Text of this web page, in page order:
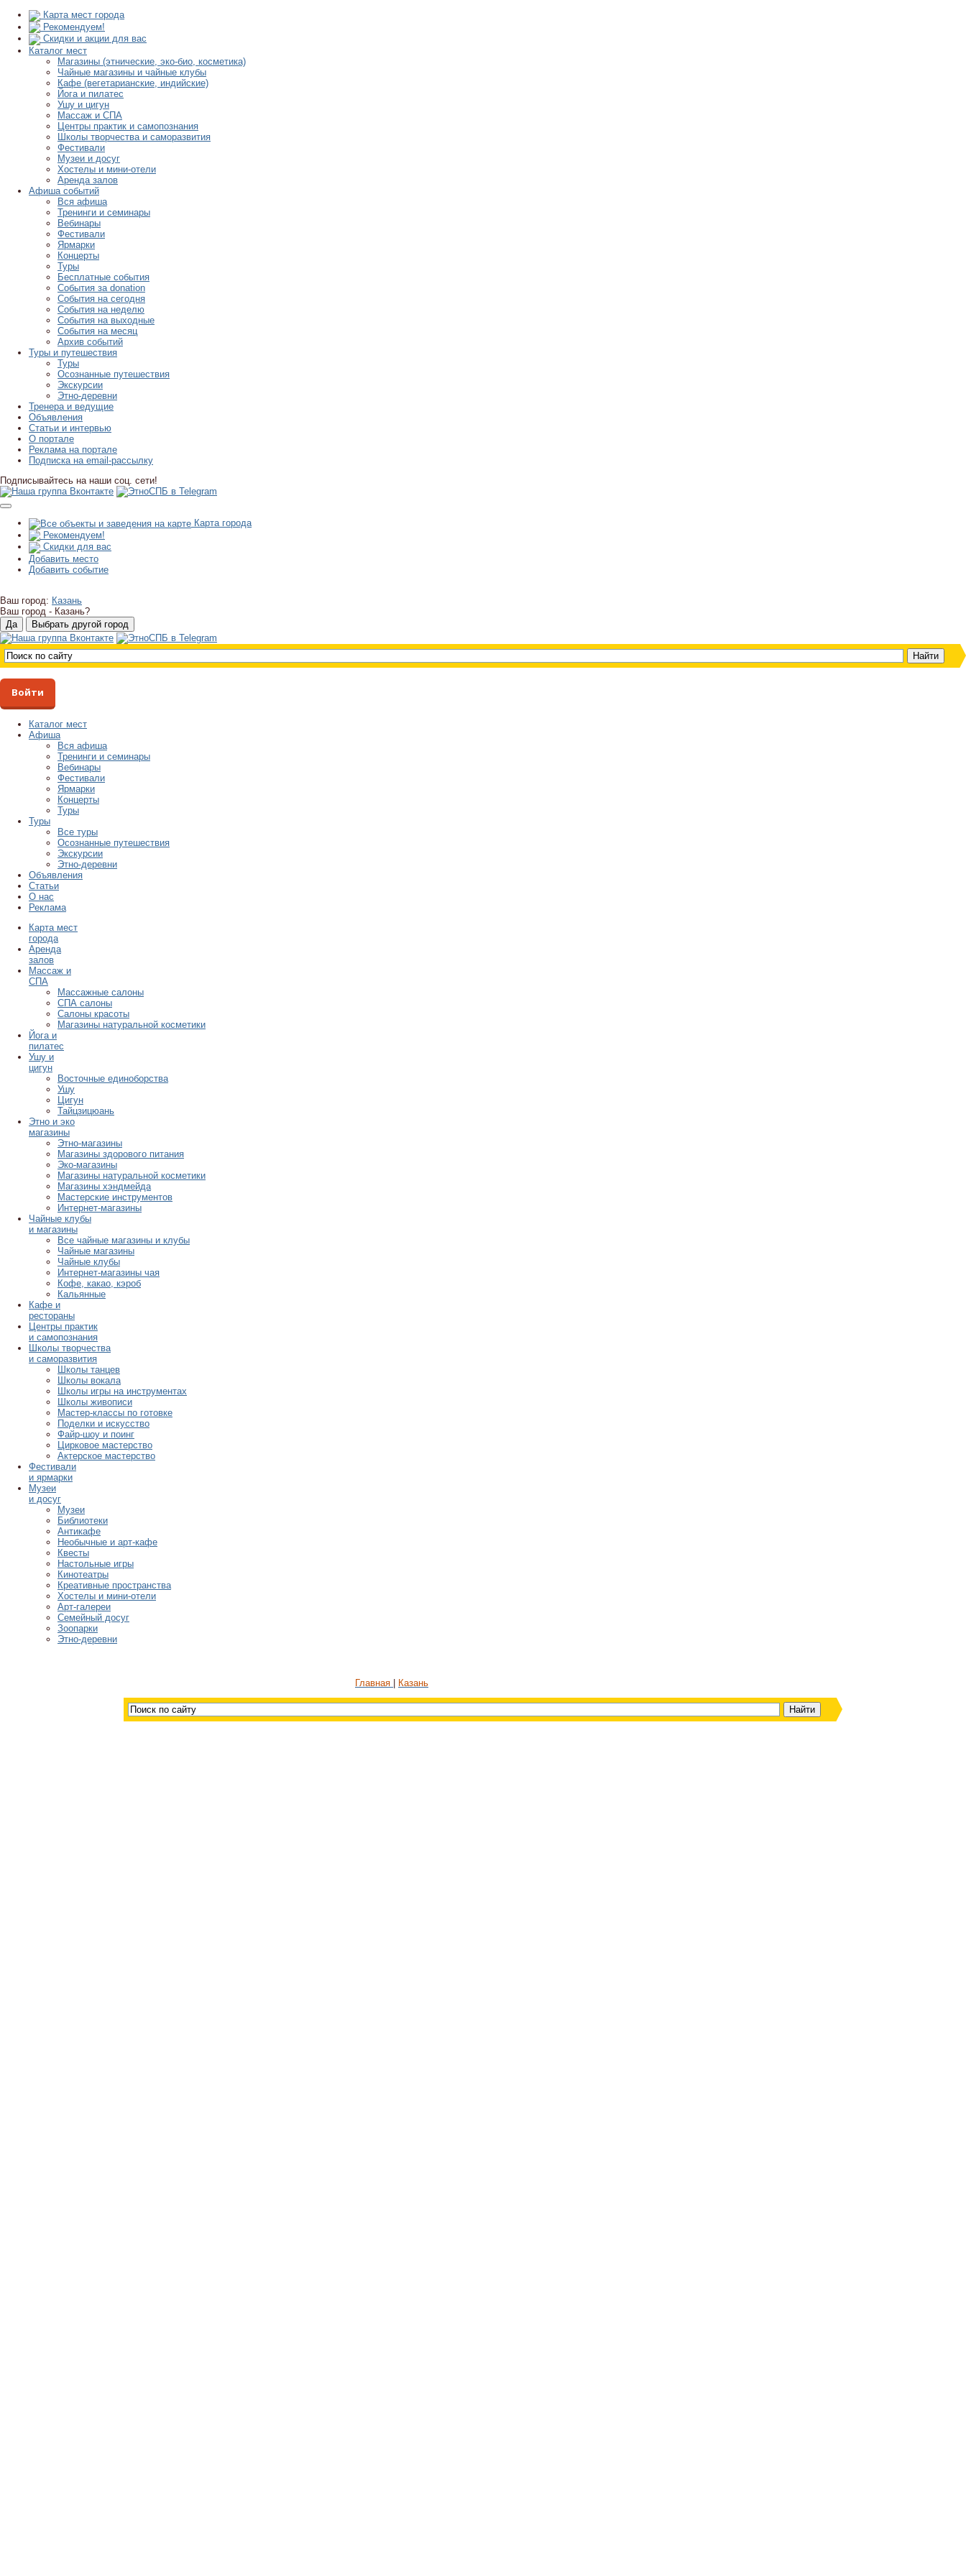
Карта мест города
Рекомендуем!
Скидки и акции для вас
Каталог мест
Магазины (этнические, эко-био, косметика)
Чайные магазины и чайные клубы
Кафе (вегетарианские, индийские)
Йога и пилатес
Ушу и цигун
Массаж и СПА
Центры практик и самопознания
Школы творчества и саморазвития
Фестивали
Музеи и досуг
Хостелы и мини-отели
Аренда залов
Афиша событий
Вся афиша
Тренинги и семинары
Вебинары
Фестивали
Ярмарки
Концерты
Туры
Бесплатные события
События за donation
События на сегодня
События на неделю
События на выходные
События на месяц
Архив событий
Туры и путешествия
Туры
Осознанные путешествия
Экскурсии
Этно-деревни
Тренера и ведущие
Объявления
Статьи и интервью
О портале
Реклама на портале
Подписка на email-рассылку
Подписывайтесь на наши соц. сети!
Карта города
Рекомендуем!
Скидки для вас
Добавить место
Добавить событие
Ваш город: Казань
Ваш город - Казань?
Войти
Каталог мест
Афиша
Вся афиша
Тренинги и семинары
Вебинары
Фестивали
Ярмарки
Концерты
Туры
Туры
Все туры
Осознанные путешествия
Экскурсии
Этно-деревни
Объявления
Статьи
О нас
Реклама
Карта мест
города
Аренда
залов
Массаж и
СПА
Массажные салоны
СПА салоны
Салоны красоты
Магазины натуральной косметики
Йога и
пилатес
Ушу и
цигун
Восточные единоборства
Ушу
Цигун
Тайцзицюань
Этно и эко
магазины
Этно-магазины
Магазины здорового питания
Эко-магазины
Магазины натуральной косметики
Магазины хэндмейда
Мастерские инструментов
Интернет-магазины
Чайные клубы
и магазины
Все чайные магазины и клубы
Чайные магазины
Чайные клубы
Интернет-магазины чая
Кофе, какао, кэроб
Кальянные
Кафе и
рестораны
Центры практик
и самопознания
Школы творчества
и саморазвития
Школы танцев
Школы вокала
Школы игры на инструментах
Школы живописи
Мастер-классы по готовке
Поделки и искусство
Файр-шоу и поинг
Цирковое мастерство
Актерское мастерство
Фестивали
и ярмарки
Музеи
и досуг
Музеи
Библиотеки
Антикафе
Необычные и арт-кафе
Квесты
Настольные игры
Кинотеатры
Креативные пространства
Хостелы и мини-отели
Арт-галереи
Семейный досуг
Зоопарки
Этно-деревни
Главная Казань